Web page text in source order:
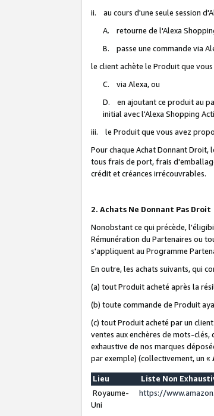
ii. au cours d'une seule session
A. retourne de l'Alexa
B. passe une commande via
le client achète le Produit que
C. via Alexa, ou
D. en ajoutant ce produit au
initial avec l'Alexa Shopping
iii. le Produit que vous avez
Pour chaque Achat Donnant Droit,
tous frais de port, frais
crédit et créances irrécouvrables.
2. Achats Ne Donnant Pas Droit
Nonobstant ce qui précède,
Rémunération du Partenaires ou
s'appliquent au Programme
En outre, les achats suivants, qui
(a) tout Produit acheté après la
(b) toute commande de Produit
(c) tout Produit acheté par un
ventes aux enchères de mots-
exhaustive de nos marques
par exemple) (collectivement, un «
Lieu
Liste Non
Royaume-
Uni
https://